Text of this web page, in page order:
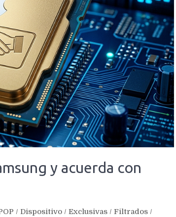
y acuerda con
/ Dispositivo / Exclusivas / Filtrados /